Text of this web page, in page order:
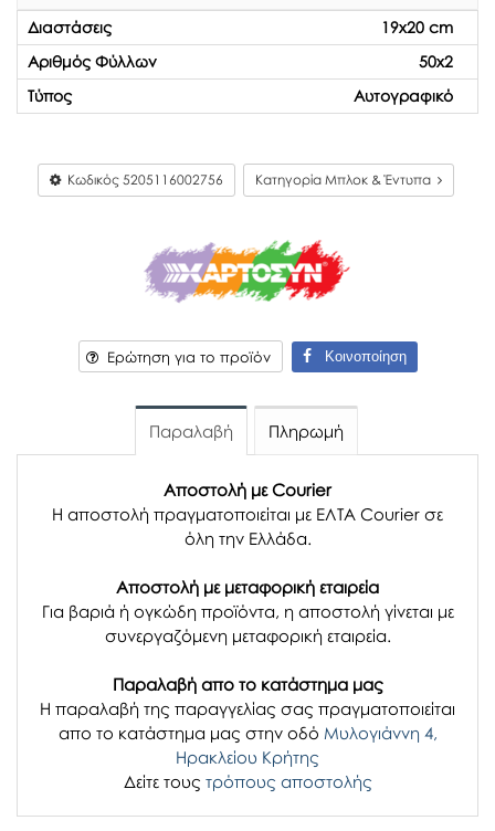
Διαστάσεις
19x20 cm
Αριθμός Φύλλων
50x2
Τύπος
Αυτογραφικό
Κωδικός 5205116002756 Κατηγορία Μπλοκ & Έντυπα
Ερώτηση για το προϊόν Κοινοποίηση
Παραλαβή Πληρωμή
Αποστολή με Courier
Η αποστολή πραγματοποιείται με ΕΛΤΑ Courier σε
όλη την Ελλάδα.
Αποστολή με μεταφορική εταιρεία
Για βαριά ή ογκώδη προϊόντα, η αποστολή γίνεται με
συνεργαζόμενη μεταφορική εταιρεία.
Παραλαβή απο το κατάστημα μας
H παραλαβή της παραγγελίας σας πραγματοποιείται
απο το κατάστημα μας στην οδό Μυλογιάννη 4,
Ηρακλείου Κρήτης
Δείτε τους τρόπους αποστολής